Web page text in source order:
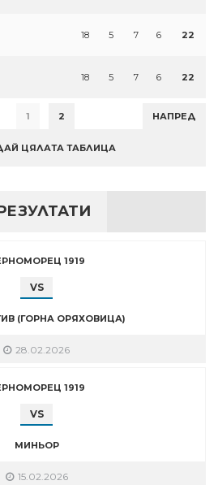
18 5 7 6 22
18 5 7 6 22
1 2 НАПРЕД
ЦЯЛАТА ТАБЛИЦА
1919
VS
(ГОРНА ОРЯХОВИЦА)
28.02.2026
1919
VS
МИНЬОР
15.02.2026